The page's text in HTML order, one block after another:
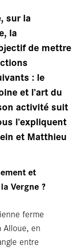
sur la
la
de mettre
: le
et l’art du
activité suit
l’expliquent
et Matthieu
et
Vergne ?
ferme
en
entre